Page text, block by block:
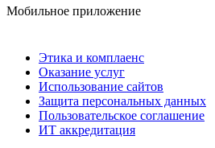
Мобильное приложение
Этика и комплаенс
Оказание услуг
Использование сайтов
Защита персональных данных
Пользовательское соглашение
ИТ аккредитация